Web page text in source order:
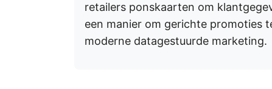
retailers ponskaarten om
een manier om gerichte promoties
moderne datagestuurde marketing.